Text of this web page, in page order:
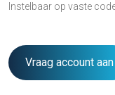
Instelbaar op vaste
Vraag account aan